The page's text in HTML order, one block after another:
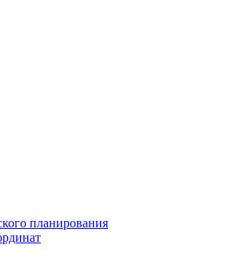
планирования